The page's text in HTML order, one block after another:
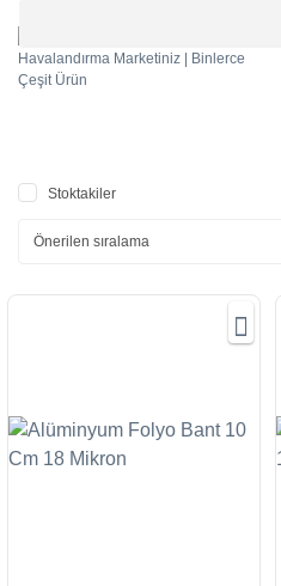
Stoktakiler